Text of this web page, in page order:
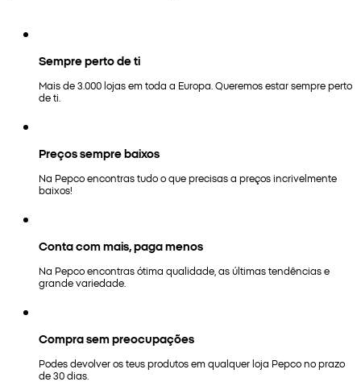
Sempre perto de ti
Mais de 3.000 lojas em toda a Europa. Queremos estar sempre perto
de ti.
Preços sempre baixos
Na Pepco encontras tudo o que precisas a preços incrivelmente
baixos!
Conta com mais, paga menos
Na Pepco encontras ótima qualidade, as últimas tendências e
grande variedade.
Compra sem preocupações
Podes devolver os teus produtos em qualquer loja Pepco no prazo
de 30 dias.